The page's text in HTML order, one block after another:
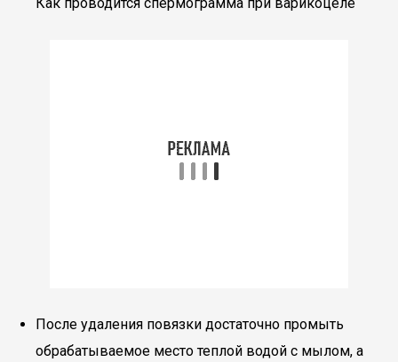
После удаления повязки достаточно промыть
обрабатываемое место теплой водой с мылом, а